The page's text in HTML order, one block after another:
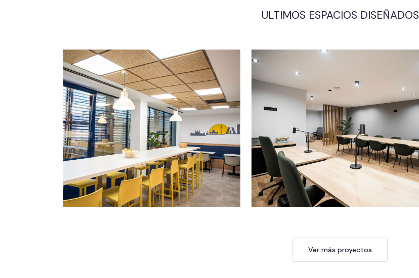
ULTIMOS ESPACIOS DISEÑADOS
Chint Madrid LaudoFarma
Ver más proyectos